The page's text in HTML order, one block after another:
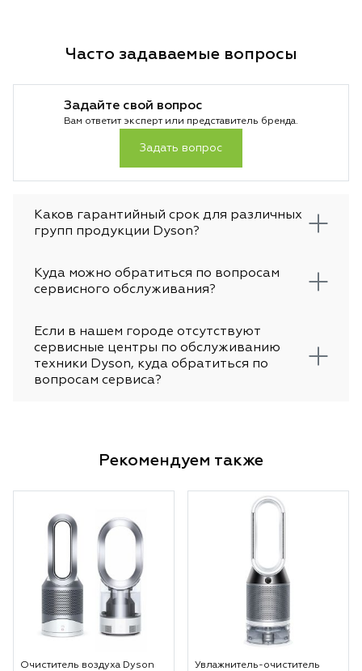
Часто задаваемые вопросы
Задайте свой вопрос
Вам ответит эксперт или представитель бренда.
Задать вопрос
Каков гарантийный срок для различных
групп продукции Dyson?
Куда можно обратиться по вопросам
сервисного обслуживания?
Если в нашем городе отсутствуют
сервисные центры по обслуживанию
техники Dyson, куда обратиться по
вопросам сервиса?
Рекомендуем также
Очиститель воздуха Dyson
Увлажнитель-очиститель